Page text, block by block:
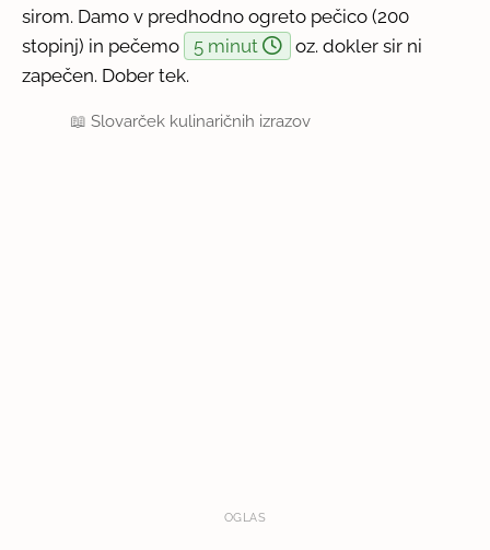
sirom. Damo v predhodno ogreto pečico (200
stopinj) in pečemo
5 minut
oz. dokler sir ni
zapečen. Dober tek.
📖Slovarček kulinaričnih izrazov
OGLAS